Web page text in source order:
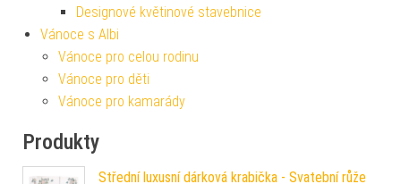
Designové květinové stavebnice
Vánoce s Albi
Vánoce pro celou rodinu
Vánoce pro děti
Vánoce pro kamarády
Produkty
Střední luxusní dárková krabička - Svatební růže